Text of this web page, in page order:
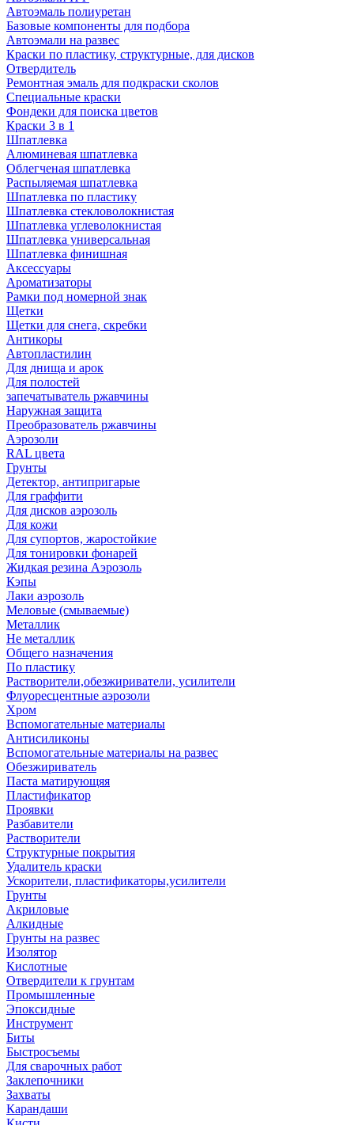
Автоэмаль полиуретан
Базовые компоненты для подбора
Автоэмали на развес
Краски по пластику, структурные, для дисков
Отвердитель
Ремонтная эмаль для подкраски сколов
Специальные краски
Фондеки для поиска цветов
Краски 3 в 1
Шпатлевка
Алюминевая шпатлевка
Облегченая шпатлевка
Распыляемая шпатлевка
Шпатлевка по пластику
Шпатлевка стекловолокнистая
Шпатлевка углеволокнистая
Шпатлевка универсальная
Шпатлевка финишная
Аксессуары
Ароматизаторы
Рамки под номерной знак
Щетки
Щетки для снега, скребки
Антикоры
Автопластилин
Для днища и арок
Для полостей
запечатыватель ржавчины
Наружная защита
Преобразователь ржавчины
Аэрозоли
RAL цвета
Грунты
Детектор, антипригарые
Для граффити
Для дисков аэрозоль
Для кожи
Для супортов, жаростойкие
Для тонировки фонарей
Жидкая резина Аэрозоль
Кэпы
Лаки аэрозоль
Меловые (смываемые)
Металлик
Не металлик
Общего назначения
По пластику
Растворители,обезжириватели, усилители
Флуоресцентные аэрозоли
Хром
Вспомогательные материалы
Антисиликоны
Вспомогательные материалы на развес
Обезжириватель
Паста матирующяя
Пластификатор
Проявки
Разбавители
Растворители
Структурные покрытия
Удалитель краски
Ускорители, пластификаторы,усилители
Грунты
Акриловые
Алкидные
Грунты на развес
Изолятор
Кислотные
Отвердители к грунтам
Промышленные
Эпоксидные
Инструмент
Биты
Быстросъемы
Для сварочных работ
Заклепочники
Захваты
Карандаши